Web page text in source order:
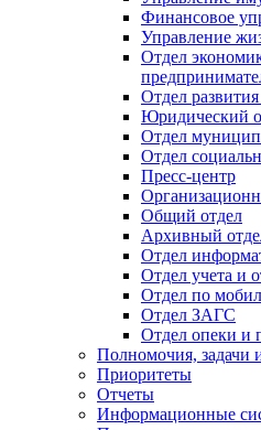
Финансовое
Управление
Отдел
Отдел развития
Юридический
Отдел
Отдел
Пресс-центр
Общий отдел
Архивный
Отдел
Отдел учета и
Отдел по
Отдел ЗАГС
Отдел опеки и
Полномочия, задачи
Приоритеты
Отчеты
Информационные